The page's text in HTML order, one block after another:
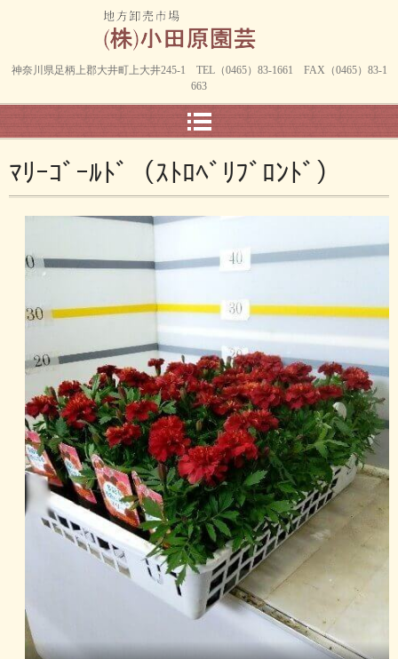
神奈川県足柄上郡大井町上大井245-1 TEL（0465）83-1661 FAX（0465）83-1
663
ﾏﾘｰｺﾞｰﾙﾄﾞ（ｽﾄﾛﾍﾞﾘﾌﾞﾛﾝﾄﾞ）